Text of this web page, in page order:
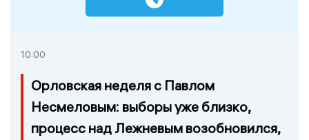
10:00
Орловская неделя с Павлом
Несмеловым: выборы уже близко,
процесс над Лежневым возобновился,